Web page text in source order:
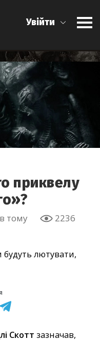
Увійти
приквелу
тому
2236
будуть лютувати,
Скотт зазначав,